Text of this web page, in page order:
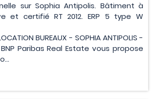
sur Sophia Antipolis. Bâtiment à
et certifié RT 2012. ERP 5 type W
BUREAUX - SOPHIA ANTIPOLIS -
BNP Paribas Real Estate vous propose